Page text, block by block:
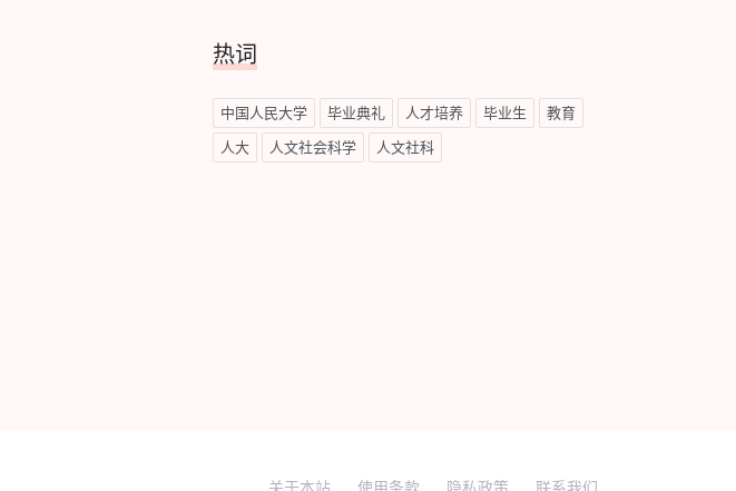
热词
中国人民大学 毕业典礼 人才培养 毕业生 教育
人大 人文社会科学 人文社科